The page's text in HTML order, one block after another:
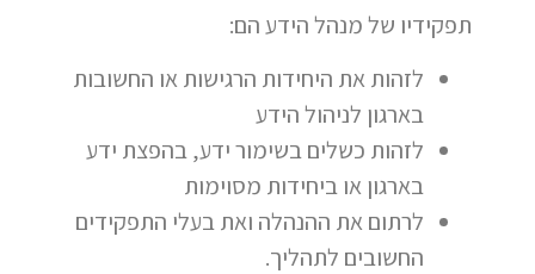
תפקידיו של מנהל הידע הם:
לזהות את היחידות הרגישות או החשובות
בארגון לניהול הידע
לזהות כשלים בשימור ידע, בהפצת ידע
בארגון או ביחידות מסוימות
לרתום את ההנהלה ואת בעלי התפקידים
החשובים לתהליך.